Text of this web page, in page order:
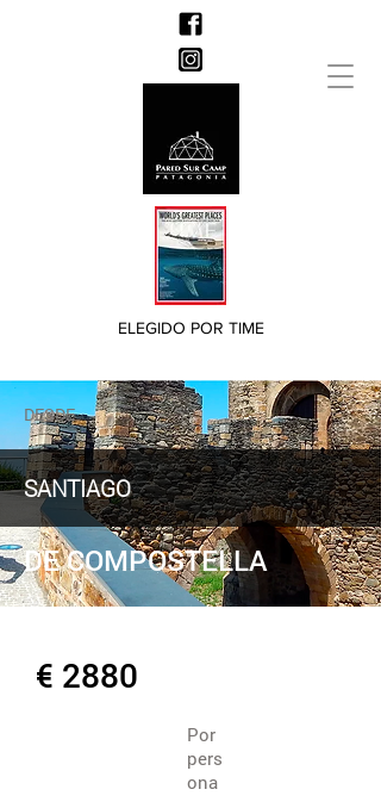
ELEGIDO POR TIME
DESDE
SANTIAGO
DE COMPOSTELLA
€ 2880
Por
pers
ona